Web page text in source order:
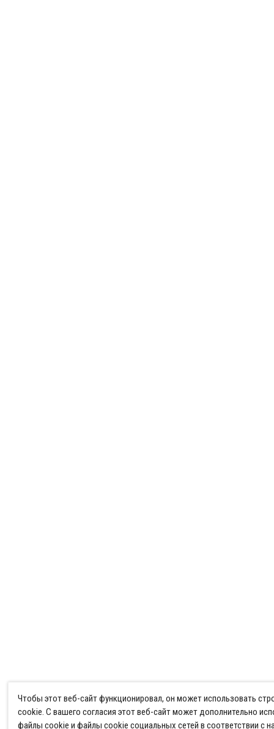
Чтобы этот веб-сайт функционировал, он может использовать
cookie. С вашего согласия этот веб-сайт может дополнительно
файлы cookie и файлы cookie социальных сетей в соответствии с